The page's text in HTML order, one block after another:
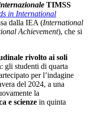
TIMSS
in International
dalla IEA (International
Achievement), che si
rivolto ai soli
: gli studenti di quarta
per l’indagine
del 2024, a una
la
e scienze in quinta